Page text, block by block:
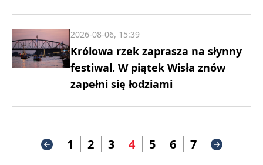
Królowa rzek zaprasza na słynny
festiwal. W piątek Wisła znów
zapełni się łodziami
2026-08-06, 15:39
1 2 3 4 5 6 7